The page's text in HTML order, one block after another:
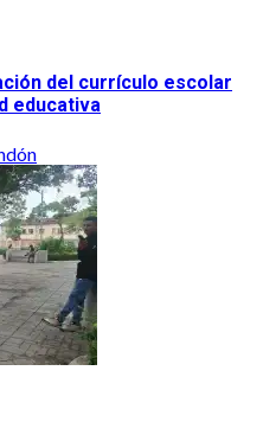
del currículo escolar
educativa